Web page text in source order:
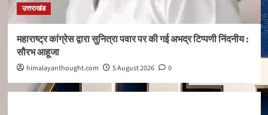
उत्तराखंड
महाराष्ट्र कांग्रेस द्वारा सुनित्रा पवार पर की गई अभद्र टिप्पणी निंदनीय :
सौरभ आहूजा
himalayanthought.com 5 August 2026 0